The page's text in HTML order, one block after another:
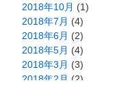
2018年10月 (1)
2018年7月 (4)
2018年6月 (2)
2018年5月 (4)
2018年3月 (3)
2018年2月 (2)